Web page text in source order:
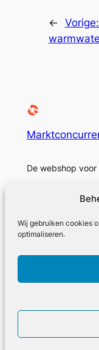
Wij gebruiken cookies
optimaliseren.
← Vorige:
De webshop
Over
Marktconcurrent
Carrières
Ontworpen door